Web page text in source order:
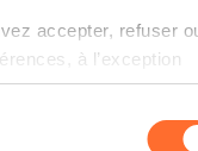
accepter, refuser
à l’exception
fonctionnement du
est accessible
informations
disponibles sur le